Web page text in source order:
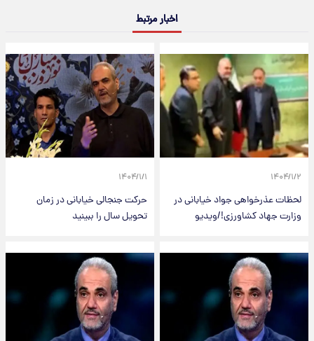
اخبار مرتبط
۱۴۰۴/۱/۲
لحظات عذرخواهی جواد خیابانی در
وزارت جهاد کشاورزی!/ویدیو
۱۴۰۴/۱/۱
حرکت جنجالی خیابانی در زمان
تحویل سال را ببینید